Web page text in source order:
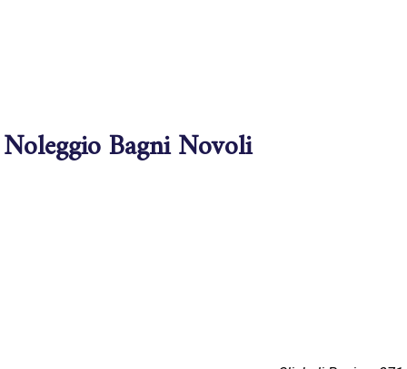
Noleggio Bagni Novoli